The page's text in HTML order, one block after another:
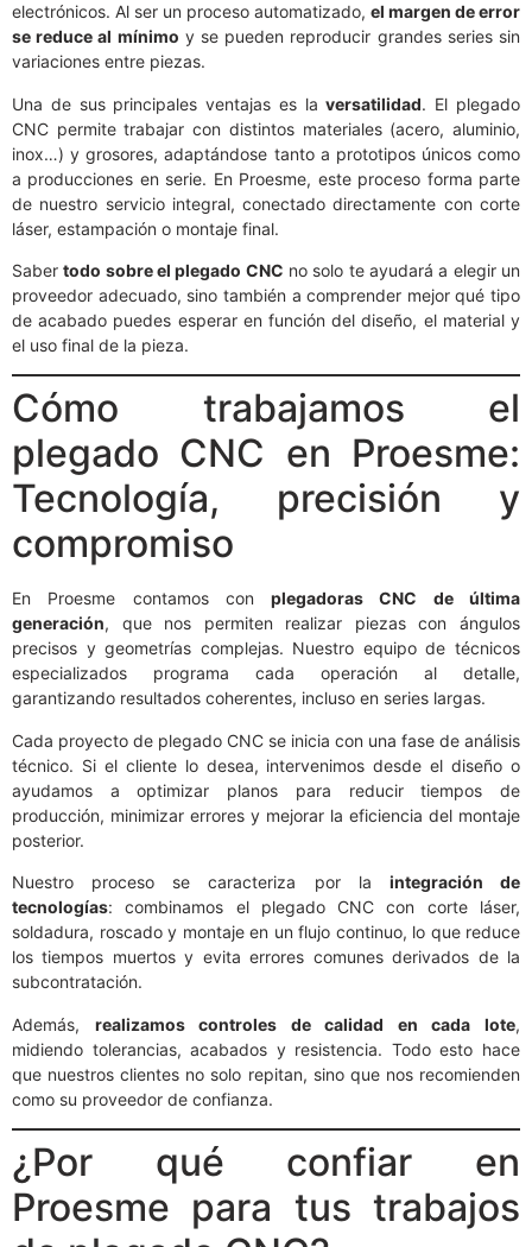
electrónicos. Al ser un proceso automatizado, el margen de error
se reduce al mínimo y se pueden reproducir grandes series sin
variaciones entre piezas.
Una de sus principales ventajas es laversatilidad. El plegado
CNC permite trabajar con distintos materiales (acero, aluminio,
inox…) y grosores, adaptándose tanto a prototipos únicos como
a producciones en serie. En Proesme, este proceso forma parte
de nuestro servicio integral, conectado directamente con corte
láser, estampación o montaje final.
Sabertodo sobre el plegado CNC no solo te ayudará a elegir un
proveedor adecuado, sino también a comprender mejor qué tipo
de acabado puedes esperar en función del diseño, el material y
el uso final de la pieza.
Cómo trabajamos el
plegado CNC en Proesme:
Tecnología, precisión y
compromiso
En Proesme contamos conplegadoras CNC de última
generación, que nos permiten realizar piezas con ángulos
precisos y geometrías complejas. Nuestro equipo de técnicos
especializados programa cada operación al detalle,
garantizando resultados coherentes, incluso en series largas.
Cada proyecto de plegado CNC se inicia con una fase de análisis
técnico. Si el cliente lo desea, intervenimos desde el diseño o
ayudamos a optimizar planos para reducir tiempos de
producción, minimizar errores y mejorar la eficiencia del montaje
posterior.
Nuestro proceso se caracteriza por la integración de
tecnologías: combinamos el plegado CNC con corte láser,
soldadura, roscado y montaje en un flujo continuo, lo que reduce
los tiempos muertos y evita errores comunes derivados de la
subcontratación.
Además, realizamos controles de calidad en cada lote,
midiendo tolerancias, acabados y resistencia. Todo esto hace
que nuestros clientes no solo repitan, sino que nos recomienden
como su proveedor de confianza.
¿Por qué confiar en
Proesme para tus trabajos